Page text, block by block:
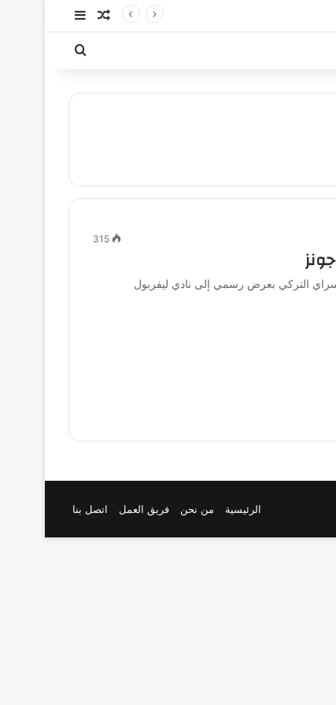
مقال عشوائي
إضافة عمود
بحث عن
315
سراي التركي بعرض رسمي إلى نادي ليفربول
الرئيسية من نحن فريق العمل اتصل بنا